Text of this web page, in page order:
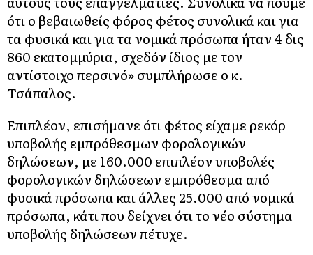
ότι ο βεβαιωθείς φόρος φέτος συνολικά και για
τα φυσικά και για τα νομικά πρόσωπα ήταν 4 δις
860 εκατομμύρια, σχεδόν ίδιος με τον
αντίστοιχο περσινό» συμπλήρωσε ο κ.
Τσάπαλος.
Επιπλέον, επισήμανε ότι φέτος είχαμε ρεκόρ
υποβολής εμπρόθεσμων φορολογικών
δηλώσεων, με 160.000 επιπλέον υποβολές
φορολογικών δηλώσεων εμπρόθεσμα από
φυσικά πρόσωπα και άλλες 25.000 από νομικά
πρόσωπα, κάτι που δείχνει ότι το νέο σύστημα
υποβολής δηλώσεων πέτυχε.